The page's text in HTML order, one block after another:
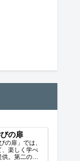
の扉
の扉」では、
、楽しく学べ
。第二の人